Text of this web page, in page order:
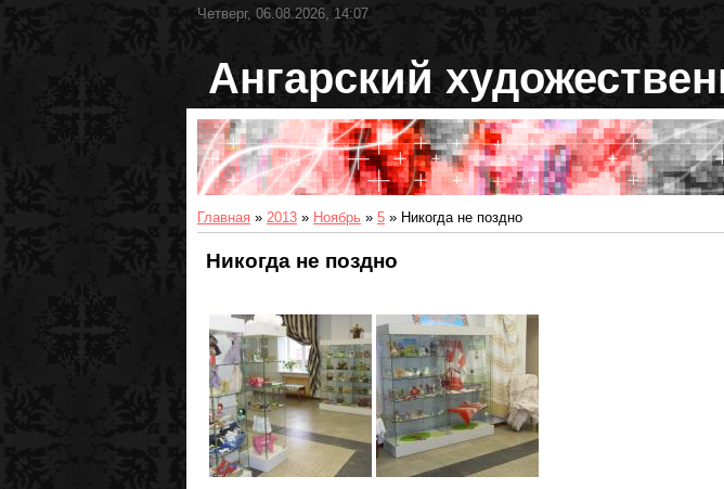
Четверг, 06.08.2026, 14:07
Ангарский
Главная » 2013 » Ноябрь » 5 » Никогда не поздно
Никогда не поздно